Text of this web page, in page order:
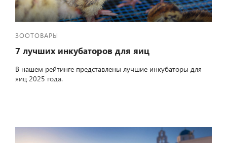
ЗООТОВАРЫ
7 лучших инкубаторов для яиц
В нашем рейтинге представлены лучшие инкубаторы для
яиц 2025 года.